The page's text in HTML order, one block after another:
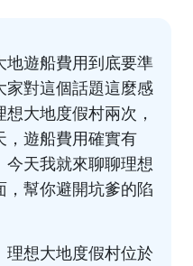
地遊船費用到底要準
家對這個話題這麼感
大地度假村兩次，
，遊船費用確實有
今天我就來聊聊理想
，幫你避開坑爹的陷
理想大地度假村位於